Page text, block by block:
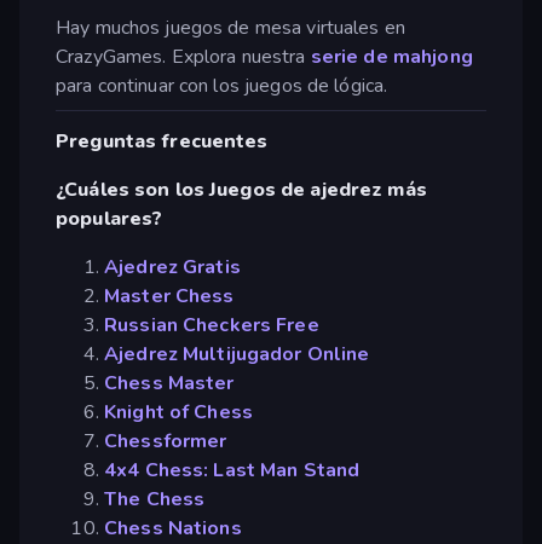
Hay muchos juegos de mesa virtuales en
CrazyGames. Explora nuestra serie de mahjong
para continuar con los juegos de lógica.
Preguntas frecuentes
¿Cuáles son los Juegos de ajedrez más
populares?
Ajedrez Gratis
Master Chess
Russian Checkers Free
Ajedrez Multijugador Online
Chess Master
Knight of Chess
Chessformer
4x4 Chess: Last Man Stand
The Chess
Chess Nations